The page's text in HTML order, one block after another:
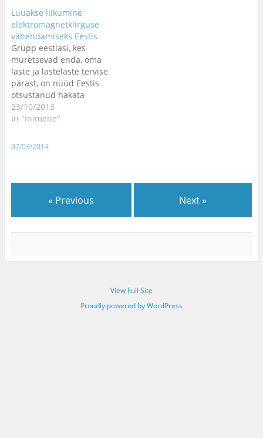
Luuakse liikumine
elektromagnetkiirguse
vähendamiseks Eestis
Grupp eestlasi, kes
muretsevad enda, oma
laste ja lastelaste tervise
pärast, on nüüd Eestis
otsustanud hakata
elektromagnetkiirguse
teemaga tegelema, sest
elektromagnetkiirgus on
tunnistatud rohkem kui 2
siiani midagi ette võtnud.
23/10/2013
In "Inimene"
07/03/2014
« Previous Next »
View Full Site
Proudly powered by WordPress